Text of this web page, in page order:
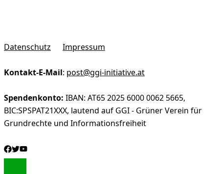
Datenschutz Impressum
Kontakt-E-Mail: post@ggi-initiative.at
Spendenkonto: IBAN: AT65 2025 6000 0062 5665,
BIC:SPSPAT21XXX, lautend auf GGI - Grüner Verein für
Grundrechte und Informationsfreiheit